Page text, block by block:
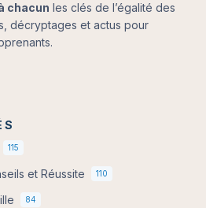
chacun les clés de l’égalité des
décryptages et actus pour
115
et Réussite 110
84